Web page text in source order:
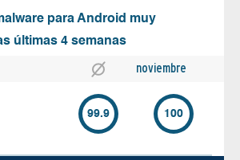
para Android muy
últimas 4 semanas
noviembre
99.9 100